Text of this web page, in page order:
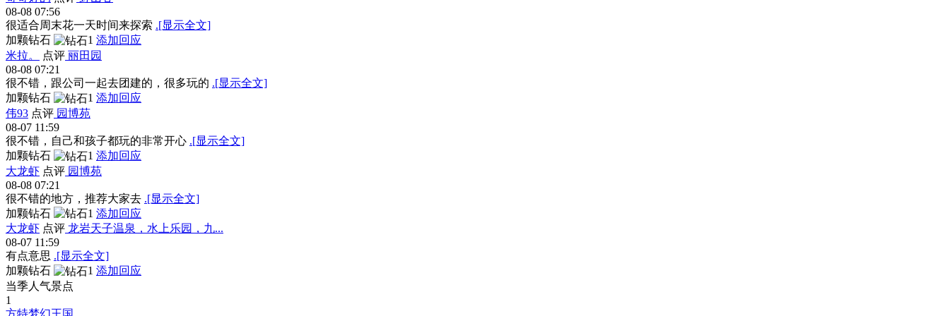
08-08 07:56
很适合周末花一天时间来探索 .[显示全文]
加颗钻石
1 添加回应
米拉。
点评 丽田园
08-08 07:21
很不错，跟公司一起去团建的，很多玩的 .[显示全文]
加颗钻石
1 添加回应
伟93 点评 园博苑
08-07 11:59
很不错，自己和孩子都玩的非常开心 .[显示全文]
加颗钻石
1 添加回应
大龙虾 点评 园博苑
08-08 07:21
很不错的地方，推荐大家去 .[显示全文]
加颗钻石
1 添加回应
大龙虾 点评 龙岩天子温泉，水上乐园，九...
08-07 11:59
有点意思 .[显示全文]
加颗钻石
1 添加回应
当季人气景点
1